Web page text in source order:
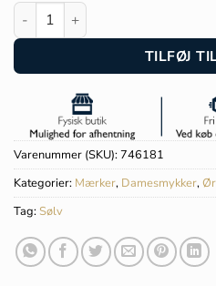
Stine A Love Heart ørering -
TILFØJ
Varenummer (SKU):746181
Kategorier: Mærker, Damesmykker,
Tag: Sølv